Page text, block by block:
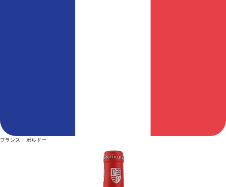
フランス ボルドー